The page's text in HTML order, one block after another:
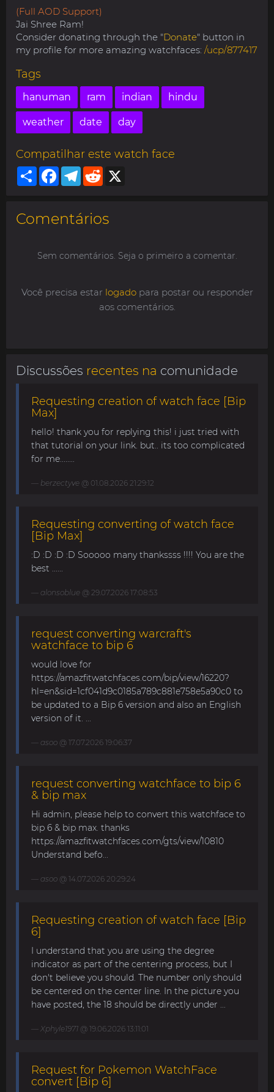
(Full AOD Support)
Jai Shree Ram!
Consider donating through the "Donate" button in
my profile for more amazing watchfaces: /ucp/877417
Tags
hanuman ram indian hindu
weather date day
Compatilhar este watch face
ShareFacebookTelegram
Reddit
Comentários
Sem comentários. Seja o primeiro a comentar.
Você precisa estar logadopara postar ou responder
aos comentários.
Discussões recentes na comunidade
Requesting creation of watch face [Bip
Max]
hello! thank you for replying this! i just tried with
that tutorial on your link. but.. its too complicated
for me........
berzectyve @ 01.08.2026 21:29:12
Requesting converting of watch face
[Bip Max]
:D :D :D :D Sooooo many thankssss !!!! You are the
best ......
alonsoblue @ 29.07.2026 17:08:53
request converting warcraft's
watchface to bip 6
would love for
https://amazfitwatchfaces.com/bip/view/16220?
hl=en&sid=1cf041d9c0185a789c881e758e5a90c0 to
be updated to a Bip 6 version and also an English
version of it. ...
asoo @ 17.07.2026 19:06:37
request converting watchface to bip 6
& bip max
Hi admin, please help to convert this watchface to
bip 6 & bip max. thanks
https://amazfitwatchfaces.com/gts/view/10810
Understand befo...
asoo @ 14.07.2026 20:29:24
Requesting creation of watch face [Bip
6]
I understand that you are using the degree
indicator as part of the centering process, but I
don't believe you should. The number only should
be centered on the center line. In the picture you
have posted, the 18 should be directly under ...
Xphyle1971 @ 19.06.2026 13:11:01
Request for Pokemon WatchFace
convert [Bip 6]